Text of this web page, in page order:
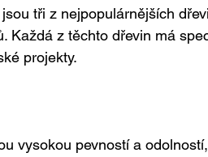
tři z nejpopulárnějších
Každá z těchto dřevin má
projekty.
vysokou pevností a